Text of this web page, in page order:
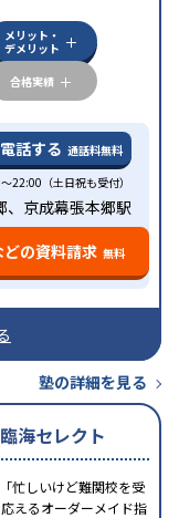
メリット・
デメリット
合格実績
電話する 通話料無料
22:00（土日祝も受付）
、京成幕張本郷駅
の資料請求 無料
塾の詳細を見る
海セレクト
忙しいけど難関校を受
えるオーダーメイド指